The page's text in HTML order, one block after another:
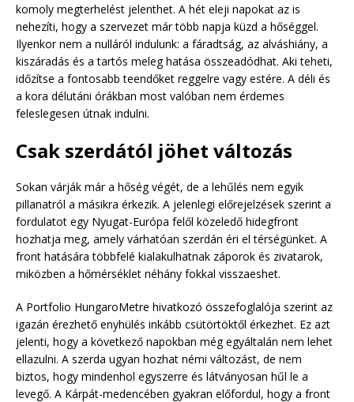
komoly megterhelést jelenthet. A hét eleji napokat az is
nehezíti, hogy a szervezet már több napja küzd a hőséggel.
Ilyenkor nem a nulláról indulunk: a fáradtság, az alváshiány, a
kiszáradás és a tartós meleg hatása összeadódhat. Aki teheti,
időzítse a fontosabb teendőket reggelre vagy estére. A déli és
a kora délutáni órákban most valóban nem érdemes
feleslegesen útnak indulni.
Csak szerdától jöhet változás
Sokan várják már a hőség végét, de a lehűlés nem egyik
pillanatról a másikra érkezik. A jelenlegi előrejelzések szerint a
fordulatot egy Nyugat-Európa felől közeledő hidegfront
hozhatja meg, amely várhatóan szerdán éri el térségünket. A
front hatására többfelé kialakulhatnak záporok és zivatarok,
miközben a hőmérséklet néhány fokkal visszaeshet.
A Portfolio HungaroMetre hivatkozó összefoglalója szerint az
igazán érezhető enyhülés inkább csütörtöktől érkezhet. Ez azt
jelenti, hogy a következő napokban még egyáltalán nem lehet
ellazulni. A szerda ugyan hozhat némi változást, de nem
biztos, hogy mindenhol egyszerre és látványosan hűl le a
levegő. A Kárpát-medencében gyakran előfordul, hogy a front